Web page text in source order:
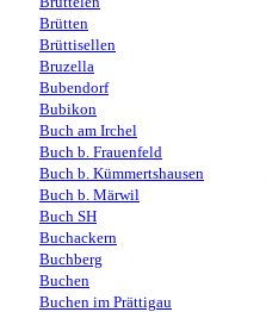
Brütten
Brüttisellen
Bruzella
Bubendorf
Bubikon
Buch am Irchel
Buch b. Frauenfeld
Buch b. Kümmertshausen
Buch b. Märwil
Buch SH
Buchackern
Buchberg
Buchen
Buchen im Prättigau